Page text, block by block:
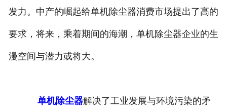
发力。中产的崛起给单机除尘器消费市场提出了高的
要求，将来，乘着期间的海潮，单机除尘器企业的生
漫空间与潜力或将大。
单机除尘器解决了工业发展与环境污染的矛